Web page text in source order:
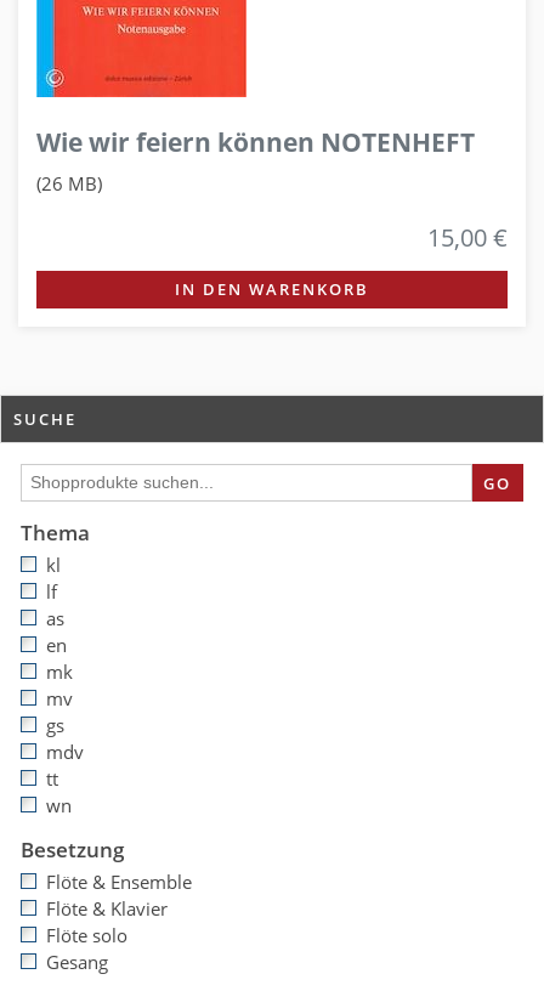
Wie wir feiern können NOTENHEFT
(26 MB)
15,00 €
IN DEN WARENKORB
SUCHE
GO
Thema
kl
lf
as
en
mk
mv
gs
mdv
tt
wn
Besetzung
Flöte & Ensemble
Flöte & Klavier
Flöte solo
Gesang